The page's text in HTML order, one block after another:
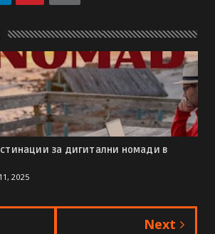
за дигитални номади в
2025
Next